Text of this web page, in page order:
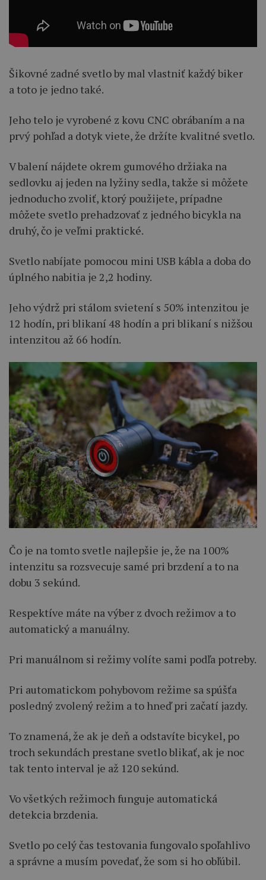
Šikovné zadné svetlo by mal vlastniť každý biker
a toto je jedno také.
Jeho telo je vyrobené z kovu CNC obrábaním a na
prvý pohľad a dotyk viete, že držíte kvalitné svetlo.
V balení nájdete okrem gumového držiaka na
sedlovku aj jeden na lyžiny sedla, takže si môžete
jednoducho zvoliť, ktorý použijete, prípadne
môžete svetlo prehadzovať z jedného bicykla na
druhý, čo je veľmi praktické.
Svetlo nabíjate pomocou mini USB kábla a doba do
úplného nabitia je 2,2 hodiny.
Jeho výdrž pri stálom svietení s 50% intenzitou je
12 hodín, pri blikaní 48 hodín a pri blikaní s nižšou
intenzitou až 66 hodín.
Čo je na tomto svetle najlepšie je, že na 100%
intenzitu sa rozsvecuje samé pri brzdení a to na
dobu 3 sekúnd.
Respektíve máte na výber z dvoch režimov a to
automatický a manuálny.
Pri manuálnom si režimy volíte sami podľa potreby.
Pri automatickom pohybovom režime sa spúšťa
posledný zvolený režim a to hneď pri začatí jazdy.
To znamená, že ak je deň a odstavíte bicykel, po
troch sekundách prestane svetlo blikať, ak je noc
tak tento interval je až 120 sekúnd.
Vo všetkých režimoch funguje automatická
detekcia brzdenia.
Svetlo po celý čas testovania fungovalo spoľahlivo
a správne a musím povedať, že som si ho obľúbil.